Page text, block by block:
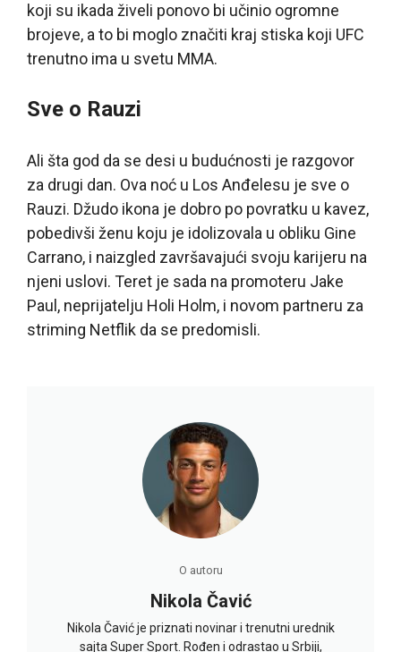
koji su ikada živeli ponovo bi učinio ogromne
brojeve, a to bi moglo značiti kraj stiska koji UFC
trenutno ima u svetu MMA.
Sve o Rauzi
Ali šta god da se desi u budućnosti je razgovor
za drugi dan. Ova noć u Los Anđelesu je sve o
Rauzi. Džudo ikona je dobro po povratku u kavez,
pobedivši ženu koju je idolizovala u obliku Gine
Carrano, i naizgled završavajući svoju karijeru na
njeni uslovi. Teret je sada na promoteru Jake
Paul, neprijatelju Holi Holm, i novom partneru za
striming Netflik da se predomisli.
O autoru
Nikola Čavić
Nikola Čavić je priznati novinar i trenutni urednik
sajta Super Sport. Rođen i odrastao u Srbiji,